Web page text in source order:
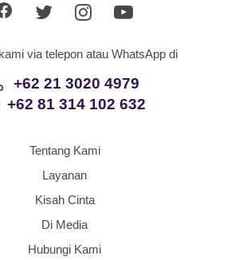
via telepon atau WhatsApp di
+62 21 3020 4979
+62 81 314 102 632
Tentang Kami
Layanan
Kisah Cinta
Di Media
Hubungi Kami